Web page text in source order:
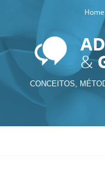
Home
CONCEITOS,